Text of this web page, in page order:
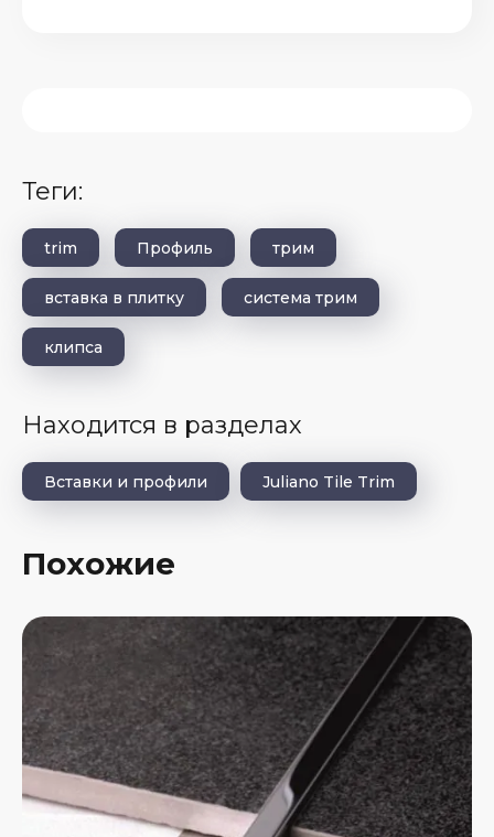
теги:
trim Профиль трим
вставка в плитку система трим
клипса
Находится в разделах
Вставки и профили Juliano Tile Trim
Похожие